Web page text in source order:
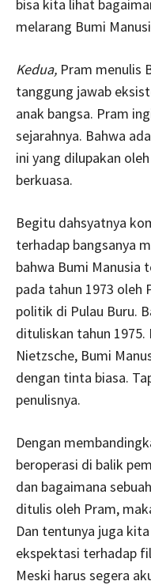
bisa kita lihat
melarang Bumi
Kedua, Pram menulis
tanggung jawab
anak bangsa. Pram
sejarahnya. Bahwa
ini yang dilupakan
berkuasa.
Begitu dahsyatnya
terhadap bangsanya
bahwa Bumi Manusia
pada tahun 1973 oleh
politik di Pulau Buru.
dituliskan tahun 1975.
Nietzsche, Bumi
dengan tinta biasa.
penulisnya.
Dengan
beroperasi di balik
dan bagaimana
ditulis oleh Pram,
Dan tentunya juga
ekspektasi terhadap
Meski harus segera